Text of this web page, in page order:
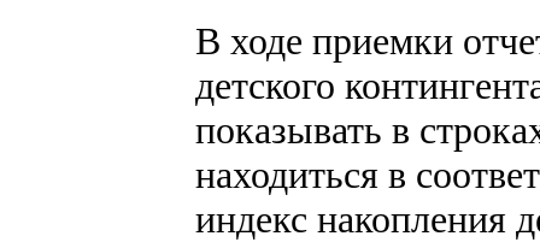
В ходе приемки
детского
показывать в
находиться в
индекс накопления